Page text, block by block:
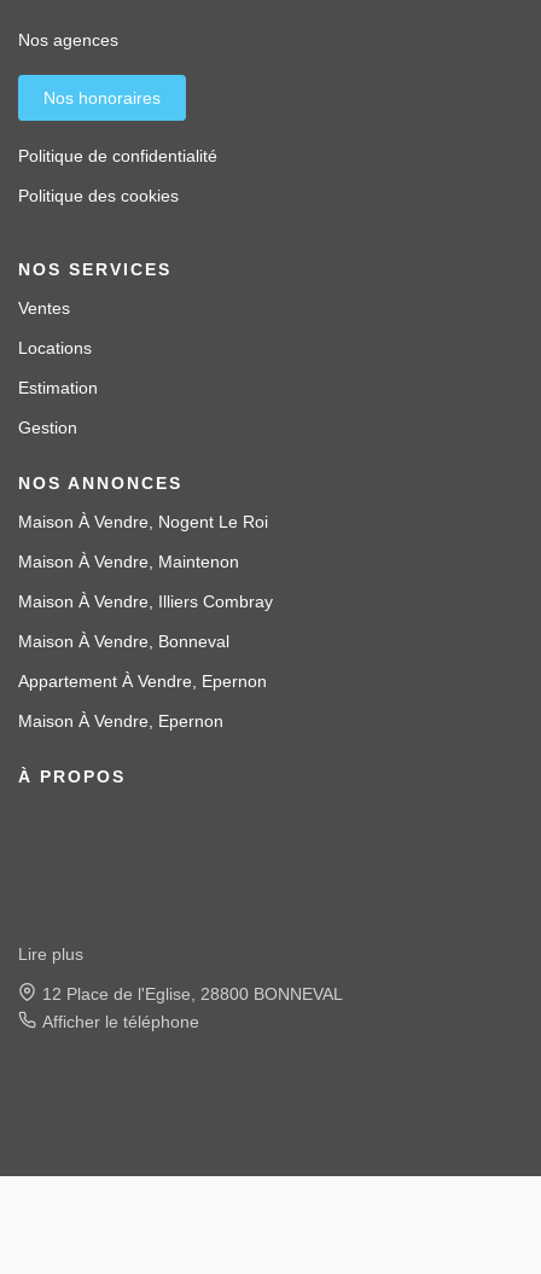
Nos agences
Nos honoraires
Politique de confidentialité
Politique des cookies
NOS SERVICES
Ventes
Locations
Estimation
Gestion
NOS ANNONCES
Maison À Vendre, Nogent Le Roi
Maison À Vendre, Maintenon
Maison À Vendre, Illiers Combray
Maison À Vendre, Bonneval
Appartement À Vendre, Epernon
Maison À Vendre, Epernon
À PROPOS
Lire plus
22 place de l'église, 28120 ILLIERS COMBRAY
Afficher le téléphone